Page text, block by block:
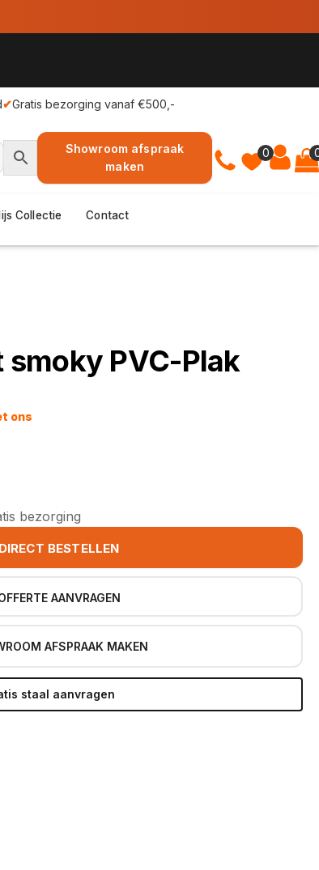
✔Gratis bezorging vanaf €500,-
0
Showroom afspraak
maken
Collectie Contact
smoky PVC-Plak
ons
bezorging
DIRECT BESTELLEN
AANVRAGEN
AFSPRAAK MAKEN
staal aanvragen